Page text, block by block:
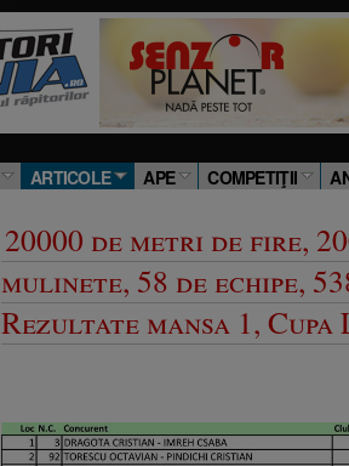
ARTICOLE APE COMPETIŢII
20000 de metri de fire,
mulinete, 58 de echipe,
Rezultate mansa 1,